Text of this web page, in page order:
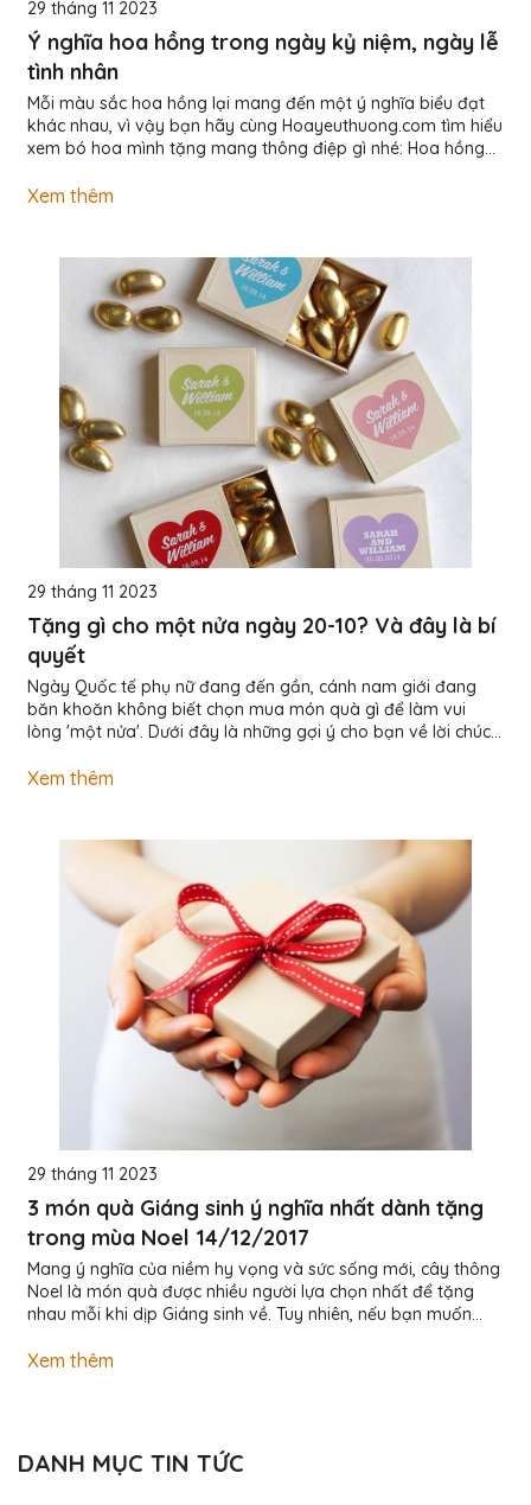
29 tháng 11 2023
Ý nghĩa hoa hồng trong ngày kỷ niệm, ngày lễ
tình nhân
Mỗi màu sắc hoa hồng lại mang đến một ý nghĩa biểu đạt
khác nhau, vì vậy bạn hãy cùng Hoayeuthuong.com tìm hiểu
xem bó hoa mình tặng mang thông điệp gì nhé: Hoa hồng
Hoa hồng đỏ đã có từ rất lâu đời, trải qua nhiều nền văn
cho một thứ tình cảm vô cùng thiêng liêng: Tình yêu. Hoa
hồng trắng: tượng trưng...
Xem thêm
29 tháng 11 2023
Tặng gì cho một nửa ngày 20-10? Và đây là bí
quyết
Ngày Quốc tế phụ nữ đang đến gần, cánh nam giới đang
băn khoăn không biết chọn mua món quà gì để làm vui
lòng 'một nửa'. Dưới đây là những gợi ý cho bạn về lời chúc
không thể thiếu trong ngày quốc tế phụ nữ. Tất cả các cô
độ tình cảm. Do đó, hãy thật tinh tế với bó hoa của mình...
Xem thêm
29 tháng 11 2023
3 món quà Giáng sinh ý nghĩa nhất dành tặng
trong mùa Noel 14/12/2017
Mang ý nghĩa của niềm hy vọng và sức sống mới, cây thông
Noel là món quà được nhiều người lựa chọn nhất để tặng
nhau mỗi khi dịp Giáng sinh về. Tuy nhiên, nếu bạn muốn
hàng”, thay vì tặng một cây thông Noel bằng lá Tùng như
Xem thêm
DANH MỤC TIN TỨC